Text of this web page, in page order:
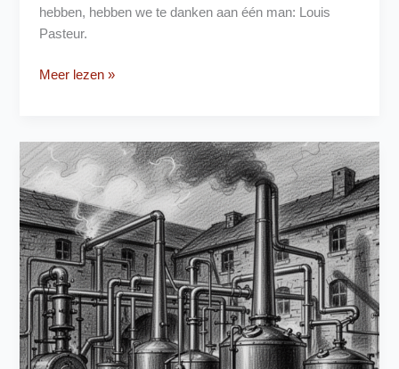
hebben, hebben we te danken aan één man: Louis
Pasteur.
Louis
De
ontdekker
van
Gist
Meer lezen »